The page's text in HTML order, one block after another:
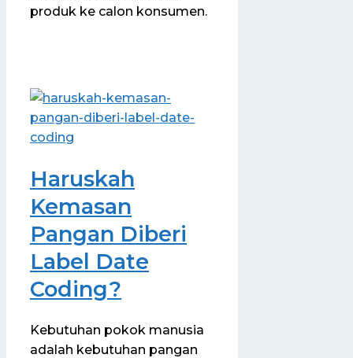
produk ke calon konsumen.
Haruskah
Kemasan
Pangan Diberi
Label Date
Coding?
Kebutuhan pokok manusia
adalah kebutuhan pangan